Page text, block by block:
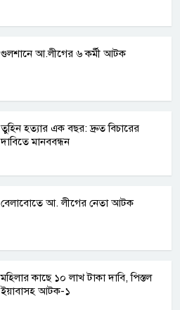
গুলশানে আ.লীগের ৬ কর্মী আটক
তুহিন হত্যার এক বছর: দ্রুত বিচারের
দাবিতে মানববন্ধন
বেলাবোতে আ. লীগের নেতা আটক
মহিলার কাছে ১০ লাখ টাকা দাবি, পিস্তল
ইয়াবাসহ আটক-১